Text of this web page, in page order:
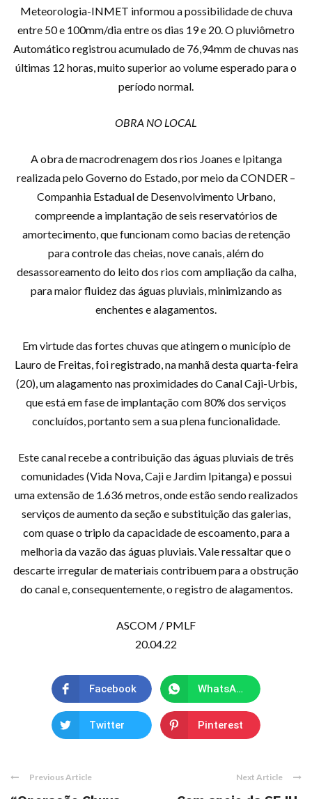
Meteorologia-INMET informou a possibilidade de chuva
entre 50 e 100mm/dia entre os dias 19 e 20. O pluviômetro
Automático registrou acumulado de 76,94mm de chuvas nas
últimas 12 horas, muito superior ao volume esperado para o
período normal.
OBRA NO LOCAL
A obra de macrodrenagem dos rios Joanes e Ipitanga
realizada pelo Governo do Estado, por meio da CONDER –
Companhia Estadual de Desenvolvimento Urbano,
compreende a implantação de seis reservatórios de
amortecimento, que funcionam como bacias de retenção
para controle das cheias, nove canais, além do
desassoreamento do leito dos rios com ampliação da calha,
para maior fluidez das águas pluviais, minimizando as
enchentes e alagamentos.
Em virtude das fortes chuvas que atingem o município de
Lauro de Freitas, foi registrado, na manhã desta quarta-feira
(20), um alagamento nas proximidades do Canal Caji-Urbis,
que está em fase de implantação com 80% dos serviços
concluídos, portanto sem a sua plena funcionalidade.
Este canal recebe a contribuição das águas pluviais de três
comunidades (Vida Nova, Caji e Jardim Ipitanga) e possui
uma extensão de 1.636 metros, onde estão sendo realizados
serviços de aumento da seção e substituição das galerias,
com quase o triplo da capacidade de escoamento, para a
melhoria da vazão das águas pluviais. Vale ressaltar que o
descarte irregular de materiais contribuem para a obstrução
do canal e, consequentemente, o registro de alagamentos.
ASCOM / PMLF
20.04.22
Facebook WhatsApp
Twitter Pinterest
Previous Article Next Article